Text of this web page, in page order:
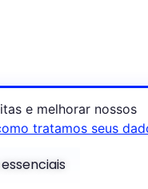
e melhorar nossos
tratamos seus